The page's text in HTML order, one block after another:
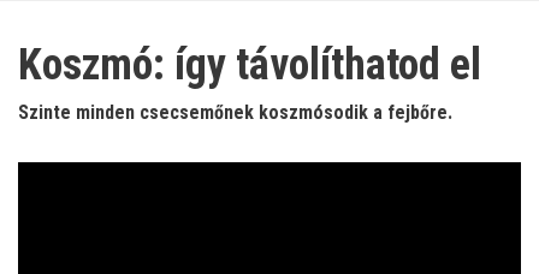
Koszmó: így távolíthatod el
Szinte minden csecsemőnek koszmósodik a fejbőre.